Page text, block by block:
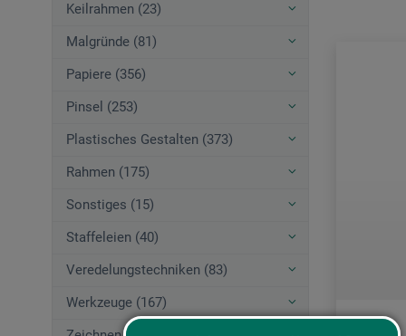
Keilrahmen (23)
Malgründe (81)
Papiere (356)
Pinsel (253)
Plastisches Gestalten (373)
Rahmen (175)
Sonstiges (15)
Staffeleien (40)
Veredelungstechniken (83)
Werkzeuge (167)